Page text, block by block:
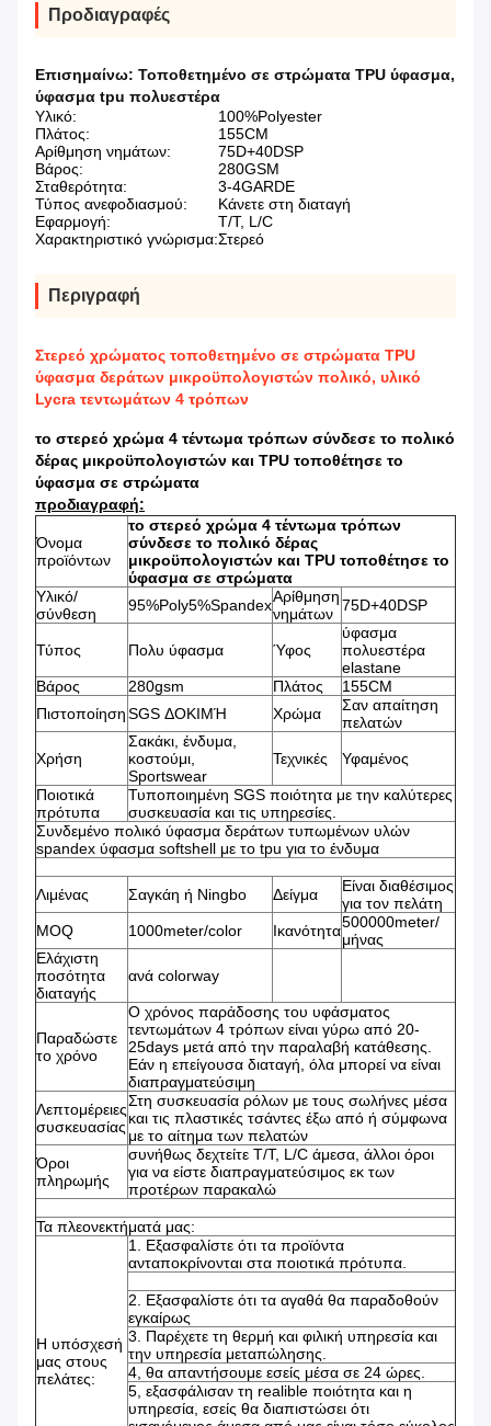
Προδιαγραφές
Επισημαίνω: Τοποθετημένο σε στρώματα TPU ύφασμα,
ύφασμα tpu πολυεστέρα
Υλικό:
100%Polyester
Πλάτος:
155CM
Αρίθμηση νημάτων:
75D+40DSP
Βάρος:
280GSM
Σταθερότητα:
3-4GARDE
Τύπος ανεφοδιασμού:
Κάνετε στη διαταγή
Εφαρμογή:
T/T, L/C
Χαρακτηριστικό γνώρισμα:Στερεό
Περιγραφή
Στερεό χρώματος τοποθετημένο σε στρώματα TPU
ύφασμα δεράτων μικροϋπολογιστών πολικό, υλικό
Lycra τεντωμάτων 4 τρόπων
το στερεό χρώμα 4 τέντωμα τρόπων σύνδεσε το πολικό
δέρας μικροϋπολογιστών και TPU τοποθέτησε το
ύφασμα σε στρώματα
προδιαγραφή:
Όνομα
προϊόντων
το στερεό χρώμα 4 τέντωμα τρόπων
σύνδεσε το πολικό δέρας
μικροϋπολογιστών και TPU τοποθέτησε το
ύφασμα σε στρώματα
Υλικό/
σύνθεση
95%Poly5%SpandexΑρίθμηση
νημάτων 75D+40DSP
Τύπος Πολυ ύφασμα Ύφος
ύφασμα
πολυεστέρα
elastane
Βάρος
280gsm Πλάτος
155CM
ΠιστοποίησηSGS ΔΟΚΙΜΉ Χρώμα
Σαν απαίτηση
πελατών
Χρήση
Σακάκι, ένδυμα,
κοστούμι,
Sportswear
Τεχνικές Υφαμένος
Ποιοτικά
πρότυπα
Τυποποιημένη SGS ποιότητα με την καλύτερες
συσκευασία και τις υπηρεσίες.
Συνδεμένο πολικό ύφασμα δεράτων τυπωμένων υλών
spandex ύφασμα softshell με το tpu για το ένδυμα
Λιμένας Σαγκάη ή Ningbo Δείγμα
Είναι διαθέσιμος
για τον πελάτη
MOQ
1000meter/color Ικανότητα500000meter/
μήνας
Ελάχιστη
ποσότητα
διαταγής
ανά colorway
Παραδώστε
το χρόνο
Ο χρόνος παράδοσης του υφάσματος
τεντωμάτων 4 τρόπων είναι γύρω από 20-
25days μετά από την παραλαβή κατάθεσης.
Εάν η επείγουσα διαταγή, όλα μπορεί να είναι
διαπραγματεύσιμη
Λεπτομέρειες
συσκευασίας
Στη συσκευασία ρόλων με τους σωλήνες μέσα
και τις πλαστικές τσάντες έξω από ή σύμφωνα
με το αίτημα των πελατών
Όροι
πληρωμής
συνήθως δεχτείτε T/T, L/C άμεσα, άλλοι όροι
για να είστε διαπραγματεύσιμος εκ των
προτέρων παρακαλώ
Τα πλεονεκτήματά μας:
Η υπόσχεσή
μας στους
πελάτες:
1. Εξασφαλίστε ότι τα προϊόντα
ανταποκρίνονται στα ποιοτικά πρότυπα.
2. Εξασφαλίστε ότι τα αγαθά θα παραδοθούν
εγκαίρως
3. Παρέχετε τη θερμή και φιλική υπηρεσία και
την υπηρεσία μεταπώλησης.
4, θα απαντήσουμε εσείς μέσα σε 24 ώρες.
5, εξασφάλισαν τη realible ποιότητα και η
υπηρεσία, εσείς θα διαπιστώσει ότι